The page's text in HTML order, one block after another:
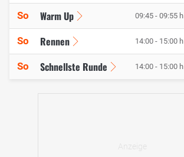
So Warm Up 09:45 - 09:55 h
So Rennen 14:00 - 15:00 h
So Schnellste Runde 14:00 - 15:00 h